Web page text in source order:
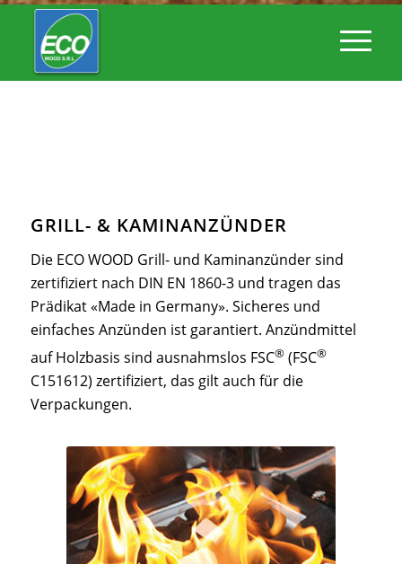
GRILL- & KAMINANZÜNDER
Die ECO WOOD Grill- und Kaminanzünder sind
zertifiziert nach DIN EN 1860-3 und tragen das
Prädikat «Made in Germany». Sicheres und
einfaches Anzünden ist garantiert. Anzündmittel
auf Holzbasis sind ausnahmslos FSC®(FSC®
C151612) zertifiziert, das gilt auch für die
Verpackungen.